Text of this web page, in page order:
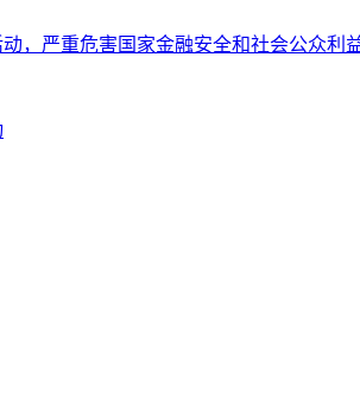
，严重危害国家金融安全和社会公众利